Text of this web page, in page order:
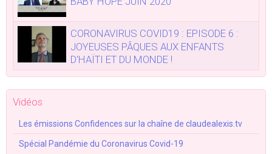
CORONAVIRUS COVID19 : EPISODE 6 :
JOYEUSES PÂQUES AUX ENFANTS
D'HAÏTI ET DU MONDE !
Vidéos
Les émissions Confidences sur la chaîne de claudealexis.tv
Spécial Pandémie du Coronavirus Covid-19